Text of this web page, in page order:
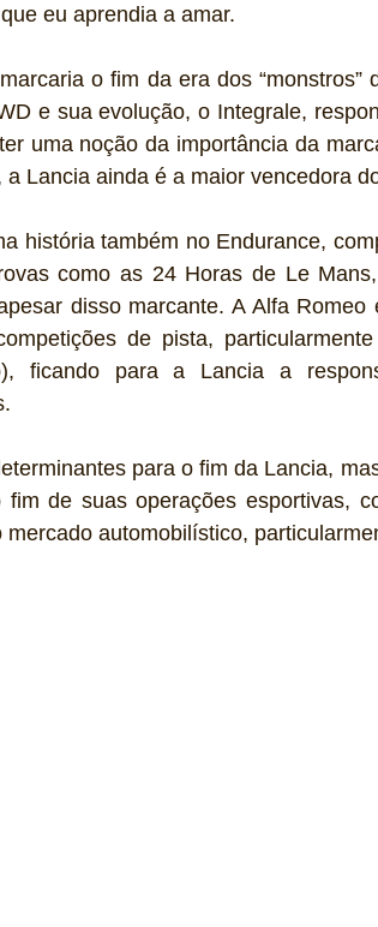
eu aprendia a amar.
o fim da era dos “monstros”
e sua evolução, o Integrale,
uma noção da importância da
Lancia ainda é a maior vencedora
história também no Endurance,
como as 24 Horas de Le
disso marcante. A Alfa Romeo
de pista,
ficando para a Lancia a
para o fim da Lancia,
de suas operações esportivas,
automobilístico,